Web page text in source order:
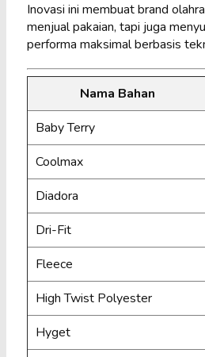
Inovasi ini membuat brand
menjual pakaian, tapi juga
performa maksimal berbasis
Nama Bahan
Baby Terry
Coolmax
Diadora
Dri-Fit
Fleece
High Twist Polyester
Hyget